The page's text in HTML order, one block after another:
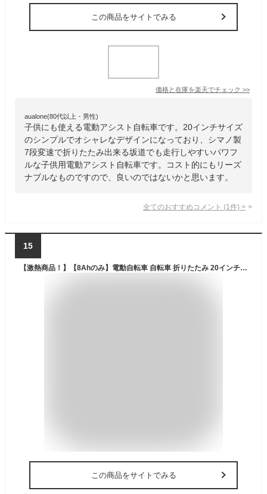
この商品をサイトでみる
価格と在庫を楽天でチェック >>
aualone(80代以上・男性)
子供にも使える電動アシスト自転車です。20インチサイズ
のシンプルでオシャレなデザインになっており、シマノ製
7段変速で折りたたみ出来る坂道でも走行しやすいパワフ
ルな子供用電動アシスト自転車です。コスト的にもリーズ
ナブルなものですので、良いのではないかと思います。
全てのおすすめコメント (1 件) >
15
【激熱商品！】【8Ahのみ】電動自転車 自転車 折りたたみ 20インチ 外装6段変速付き 電動アシスト自転車 子ども乗せ 子供乗せ 折りたたみ 折り畳み 簡易組立必要品 TDN-206 折り畳み 折り畳み自転車 電動自転車【TD】【代引不可】
この商品をサイトでみる